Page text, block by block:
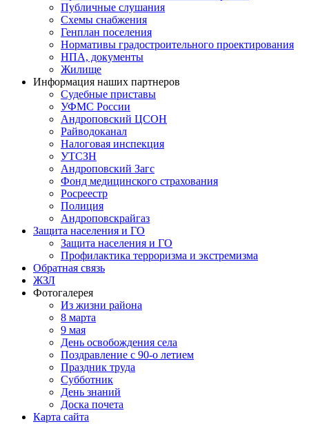
Публичные слушания
Схемы снабжения
Генплан поселения
Нормативы градостроительного проектирования
НПА, документы
Жилище
Информация наших партнеров
Судебные приставы
УФМС России
Андроповский ЦСОН
Райводоканал
Налоговая инспекция
УТСЗН
Андроповский Загс
Фонд медицинского страхования
Росреестр
Полиция
Андроповскрайгаз
Защита населения и ГО
Защита населения и ГО
Профилактика терроризма и экстремизма
Обратная связь
ЖЗЛ
Фотогалерея
Из жизни района
8 марта
9 мая
День освобождения села
Поздравление с 90-о летием
Праздник труда
Субботник
День знаний
Доска почета
Карта сайта